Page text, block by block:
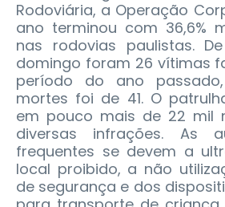
Rodoviária, a Operação
ano terminou com 36,6%
nas rodovias paulistas.
domingo foram 26 vítimas
período do ano
mortes foi de 41. O
em pouco mais de 22 mil
diversas infrações. As
frequentes se devem a
local proibido, a não
de segurança e dos